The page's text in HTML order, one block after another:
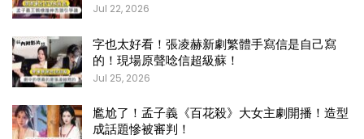
Jul 22, 2026
字也太好看！張凌赫新劇繁體手寫信是自己寫
的！現場原聲唸信超級蘇！
Jul 25, 2026
尷尬了！孟子義《百花殺》大女主劇開播！造型
成話題慘被審判！